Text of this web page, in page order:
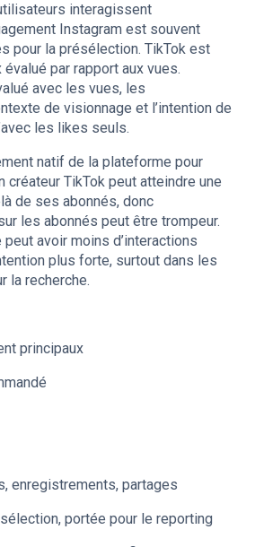
interagissent
Instagram est souvent
pour la présélection. TikTok est
par rapport aux vues.
avec les vues, les
de visionnage et l’intention de
les likes seuls.
natif de la plateforme pour
créateur TikTok peut atteindre une
de ses abonnés, donc
les abonnés peut être trompeur.
peut avoir moins d’interactions
plus forte, surtout dans les
la recherche.
principaux
enregistrements, partages
portée pour le reporting